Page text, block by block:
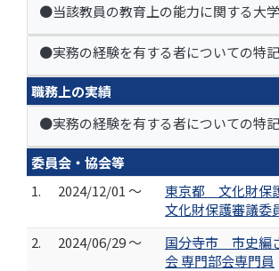
●当該教員の教育上の能力に関する大
●実務の経験を有する者についての特
職務上の実績
●実務の経験を有する者についての特
委員会・協会等
1.
2024/12/01 ～
東京都 文化財保
文化財保護審議委
2.
2024/06/29 ～
国分寺市 市史編
会 専門部会専門員